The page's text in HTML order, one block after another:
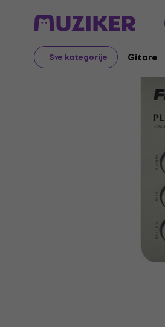
Sve kategorije Gitare
Muzički instrumenti Gitare